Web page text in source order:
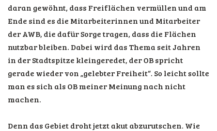
daran gewöhnt, dass Freiflächen vermüllen und am
Ende sind es die Mitarbeiterinnen und Mitarbeiter
der AWB, die dafür Sorge tragen, dass die Flächen
nutzbar bleiben. Dabei wird das Thema seit Jahren
in der Stadtspitze kleingeredet, der OB spricht
gerade wieder von „gelebter Freiheit“. So leicht sollte
man es sich als OB meiner Meinung nach nicht
machen.
Denn das Gebiet droht jetzt akut abzurutschen. Wie